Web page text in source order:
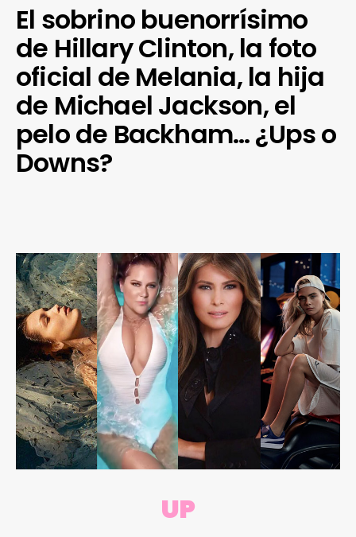
El sobrino buenorrísimo
de Hillary Clinton, la foto
oficial de Melania, la hija
de Michael Jackson, el
pelo de Backham… ¿Ups o
Downs?
UP